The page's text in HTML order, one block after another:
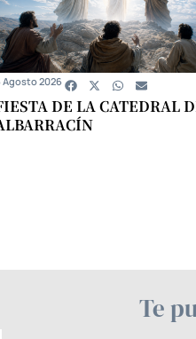
DE LA CATEDRAL
Agosto 2026
Te